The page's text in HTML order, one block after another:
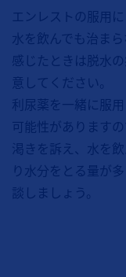
エンレストの服用
水を飲んでも治ま
感じたときは脱水
意してください。
利尿薬を一緒に服
可能性があります
渇きを訴え、水を
り水分をとる量が
談しましょう。